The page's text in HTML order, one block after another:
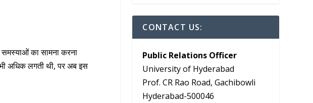
का सामना करना
अधिक लगती थी, पर अब इस
CONTACT US:
Public Relations Officer
University of Hyderabad
Prof. CR Rao Road, Gachibowli
Hyderabad-500046